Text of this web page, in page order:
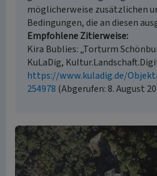
möglicherweise zusätzlichen
Bedingungen, die an diesen
Empfohlene Zitierweise
Kira Bublies: „Torturm
KuLaDig,
https://www.kuladig.de/
254978 (Abgerufen: 8. August